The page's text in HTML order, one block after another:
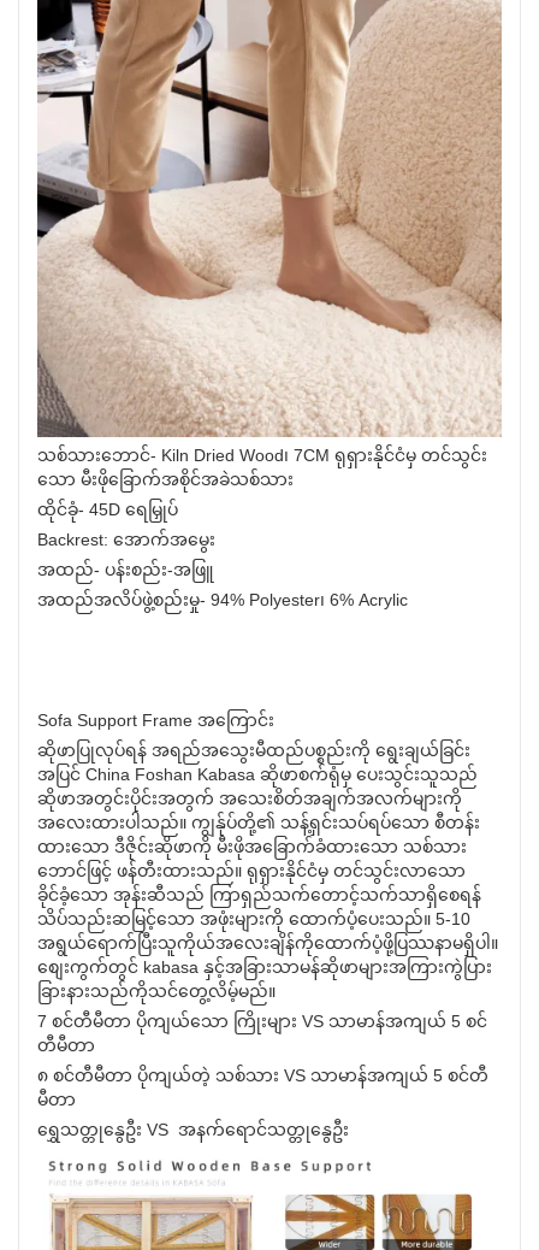
သစ်သားဘောင်- Kiln Dried Wood၊ 7CM ရုရှားနိုင်ငံမှ တင်သွင်း
သော မီးဖိုခြောက်အစိုင်အခဲသစ်သား
ထိုင်ခုံ- 45D ရေမြှုပ်
Backrest: အောက်အမွေး
အထည်- ပန်းစည်း-အဖြူ
အထည်အလိပ်ဖွဲ့စည်းမှု- 94% Polyester၊ 6% Acrylic
Sofa Support Frame အကြောင်း
ဆိုဖာပြုလုပ်ရန် အရည်အသွေးမီထည်ပစ္စည်းကို ရွေးချယ်ခြင်း
အပြင် China Foshan Kabasa ဆိုဖာစက်ရုံမှ ပေးသွင်းသူသည်
ဆိုဖာအတွင်းပိုင်းအတွက် အသေးစိတ်အချက်အလက်များကို
အလေးထားပါသည်။ ကျွန်ုပ်တို့၏ သန့်ရှင်းသပ်ရပ်သော စီတန်း
ထားသော ဒီဇိုင်းဆိုဖာကို မီးဖိုအခြောက်ခံထားသော သစ်သား
ဘောင်ဖြင့် ဖန်တီးထားသည်။ ရုရှားနိုင်ငံမှ တင်သွင်းလာသော
ခိုင်ခံ့သော အုန်းဆီသည် ကြာရှည်သက်တောင့်သက်သာရှိစေရန်
သိပ်သည်းဆမြင့်သော အဖုံးများကို ထောက်ပံ့ပေးသည်။ 5-10
အရွယ်ရောက်ပြီးသူကိုယ်အလေးချိန်ကိုထောက်ပံ့ဖို့ပြဿနာမရှိပါ။
စျေးကွက်တွင် kabasa နှင့်အခြားသာမန်ဆိုဖာများအကြားကွဲပြား
ခြားနားသည်ကိုသင်တွေ့လိမ့်မည်။
7 စင်တီမီတာ ပိုကျယ်သော ကြိုးများ VS သာမာန်အကျယ် 5 စင်
တီမီတာ
၈ စင်တီမီတာ ပိုကျယ်တဲ့ သစ်သား VS သာမာန်အကျယ် 5 စင်တီ
မီတာ
ရွှေသတ္တုနွေဦး VS အနက်ရောင်သတ္တုနွေဦး